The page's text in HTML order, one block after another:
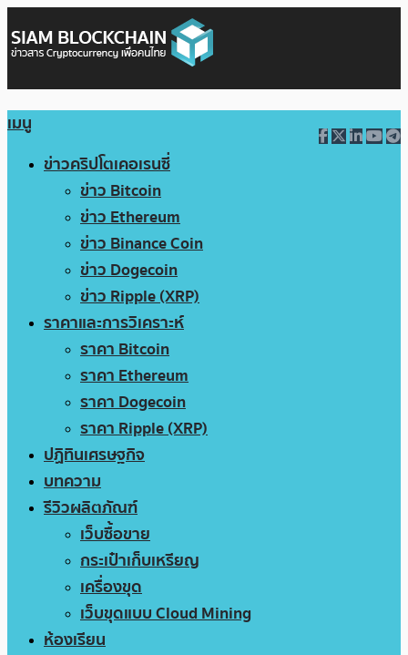
เมนู
ข่าวคริปโตเคอเรนซี่
ข่าว Bitcoin
ข่าว Ethereum
ข่าว Binance Coin
ข่าว Dogecoin
ข่าว Ripple (XRP)
ราคาและการวิเคราะห์
ราคา Bitcoin
ราคา Ethereum
ราคา Dogecoin
ราคา Ripple (XRP)
ปฏิทินเศรษฐกิจ
บทความ
รีวิวผลิตภัณฑ์
เว็บซื้อขาย
กระเป๋าเก็บเหรียญ
เครื่องขุด
เว็บขุดแบบ Cloud Mining
ห้องเรียน